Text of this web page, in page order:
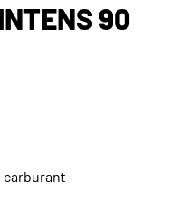
90
carburant